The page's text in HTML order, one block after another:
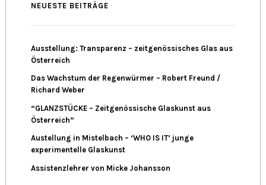
NEUESTE BEITRÄGE
Ausstellung: Transparenz – zeitgenössisches Glas aus
Österreich
Das Wachstum der Regenwürmer – Robert Freund /
Richard Weber
“GLANZSTÜCKE – Zeitgenössische Glaskunst aus
Österreich”
Austellung in Mistelbach – ‘WHO IS IT’ junge
experimentelle Glaskunst
Assistenzlehrer von Micke Johansson